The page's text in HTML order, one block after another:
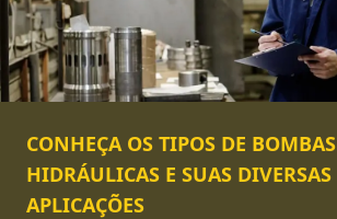
CONHEÇA OS TIPOS DE BOMBAS
HIDRÁULICAS E SUAS DIVERSAS
APLICAÇÕES